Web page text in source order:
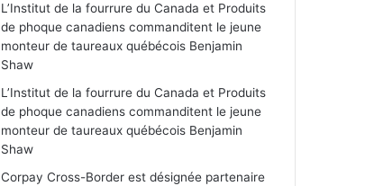
L’Institut de la fourrure du Canada et Produits
de phoque canadiens commanditent le jeune
monteur de taureaux québécois Benjamin
Shaw
L’Institut de la fourrure du Canada et Produits
de phoque canadiens commanditent le jeune
monteur de taureaux québécois Benjamin
Shaw
Corpay Cross-Border est désignée partenaire